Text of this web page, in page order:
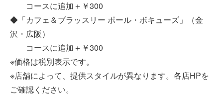
コースに追加＋￥300
◆「カフェ＆ブラッスリー ポール・ボキューズ」（金
沢・広阪）
コースに追加＋￥300
※価格は税別表示です。
※店舗によって、提供スタイルが異なります。各店HPを
ご確認ください。